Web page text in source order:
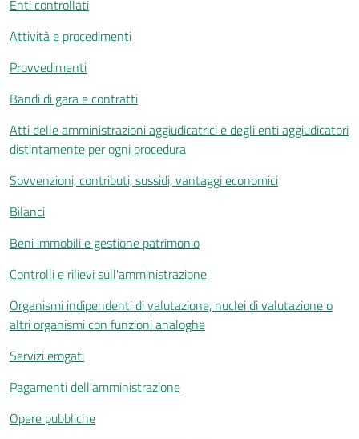
Enti controllati
Attività e procedimenti
Provvedimenti
Bandi di gara e contratti
Atti delle amministrazioni aggiudicatrici e degli enti aggiudicatori
distintamente per ogni procedura
Sovvenzioni, contributi, sussidi, vantaggi economici
Bilanci
Beni immobili e gestione patrimonio
Controlli e rilievi sull'amministrazione
Organismi indipendenti di valutazione, nuclei di valutazione o
altri organismi con funzioni analoghe
Servizi erogati
Pagamenti dell'amministrazione
Opere pubbliche